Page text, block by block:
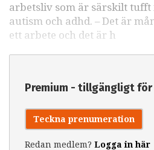
arbetsliv som är särskilt tufft
autism och adhd. – Det är
ett arbete och det är h
Premium - tillgängligt för
Teckna prenumeration
Redan medlem? Logga in här